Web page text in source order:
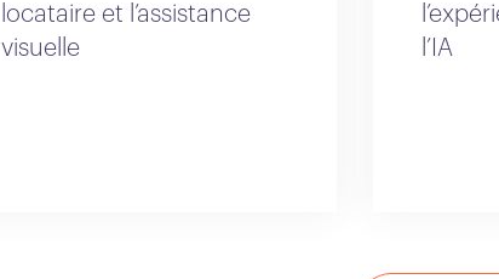
locataire et l’assistance
visuelle
l’IA